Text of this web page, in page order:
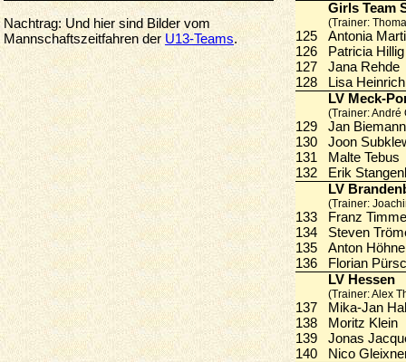
Nachtrag: Und hier sind Bilder vom
Mannschaftszeitfahren derU13-Teams.
Girls Team
(Trainer:
125 Antonia
126
Patricia
127 Jana
128
Lisa
LV Meck-
(Trainer: André
129 Jan
130 Joon
131
Malte
132
Erik
LV
(Trainer:
133
Franz
134 Steven
135 Anton
136
Florian
LV Hessen
(Trainer: Alex
137
Mika-Jan
138
Moritz
139 Jonas
140
Nico